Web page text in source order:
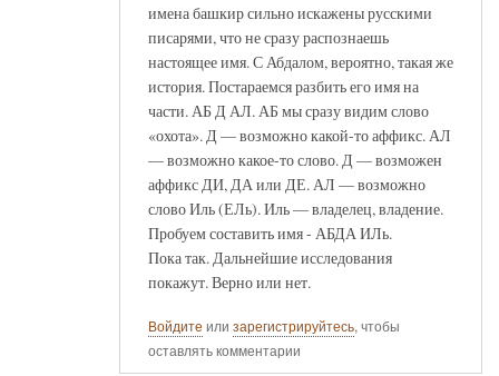
имена башкир сильно искажены русскими
писарями, что не сразу распознаешь
настоящее имя. С Абдалом, вероятно, такая же
история. Постараемся разбить его имя на
части. АБ Д АЛ. АБ мы сразу видим слово
«охота». Д — возможно какой-то аффикс. АЛ
— возможно какое-то слово. Д — возможен
аффикс ДИ, ДА или ДЕ. АЛ — возможно
слово Иль (ЕЛь). Иль — владелец, владение.
Пробуем составить имя - АБДА ИЛь.
Пока так. Дальнейшие исследования
покажут. Верно или нет.
Войдите или зарегистрируйтесь, чтобы
оставлять комментарии